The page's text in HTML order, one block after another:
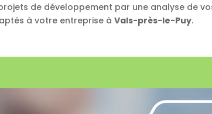
de développement par une analyse de
à votre entreprise àVals-près-le-Puy.